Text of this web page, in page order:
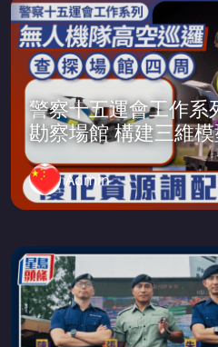
警察十五運會工作系
勘察場館 構建三維
Admin